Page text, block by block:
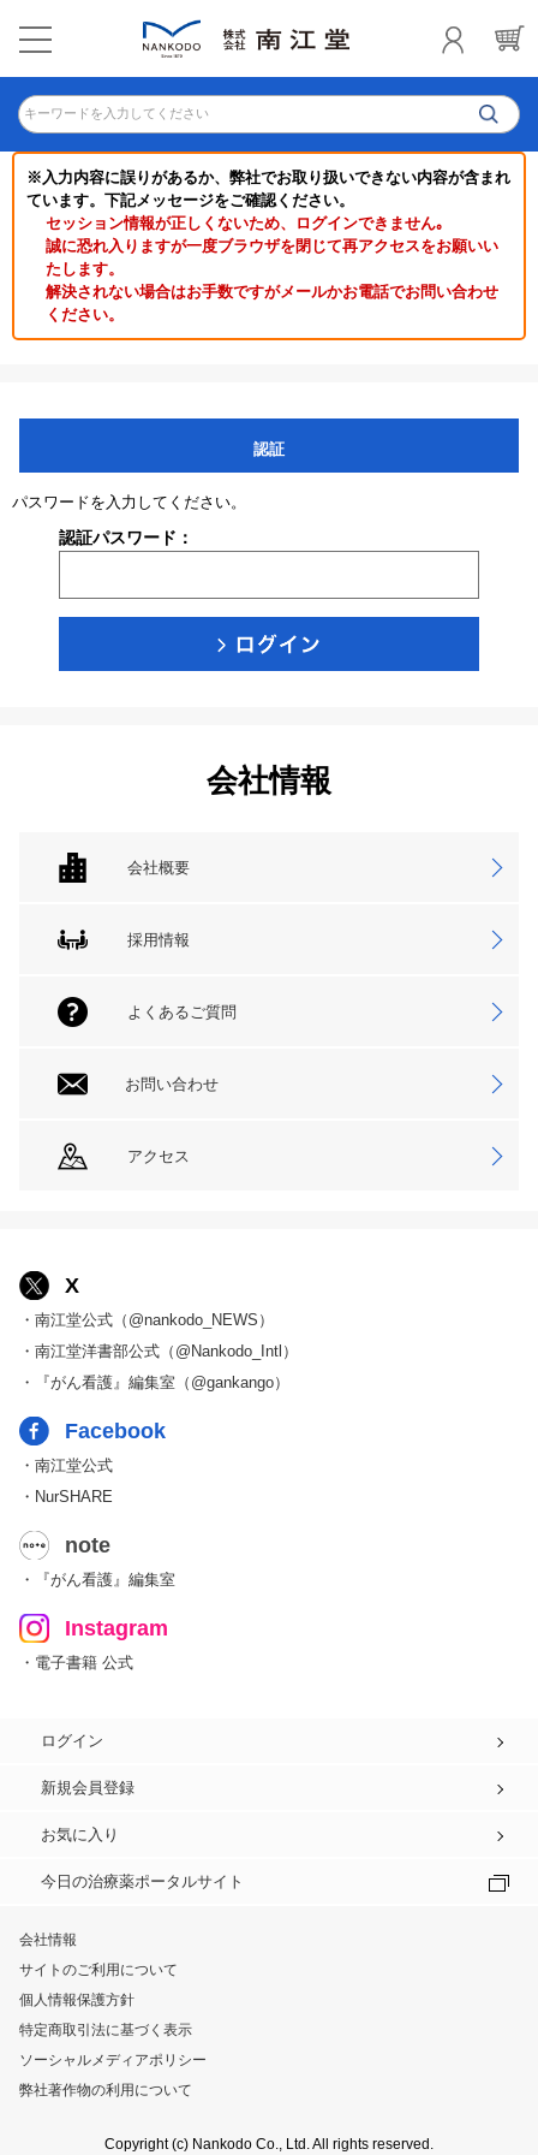
キーワードを入力してください
※入力内容に誤りがあるか、弊社でお取り扱いできない内容が含まれ
ています。下記メッセージをご確認ください。
セッション情報が正しくないため、ログインできません｡
誠に恐れ入りますが一度ブラウザを閉じて再アクセスをお願いい
たします。
解決されない場合はお手数ですがメールかお電話でお問い合わせ
ください。
認証
パスワードを入力してください。
認証パスワード：
会社情報
会社概要
採用情報
よくあるご質問
お問い合わせ
アクセス
X
・南江堂公式（@nankodo_NEWS）
・南江堂洋書部公式（@Nankodo_Intl）
・『がん看護』編集室（@gankango）
Facebook
・南江堂公式
・NurSHARE
note
・『がん看護』編集室
Instagram
・電子書籍 公式
ログイン
新規会員登録
お気に入り
今日の治療薬ポータルサイト
会社情報
サイトのご利用について
個人情報保護方針
特定商取引法に基づく表示
ソーシャルメディアポリシー
弊社著作物の利用について
Copyright (c) Nankodo Co., Ltd. All rights reserved.